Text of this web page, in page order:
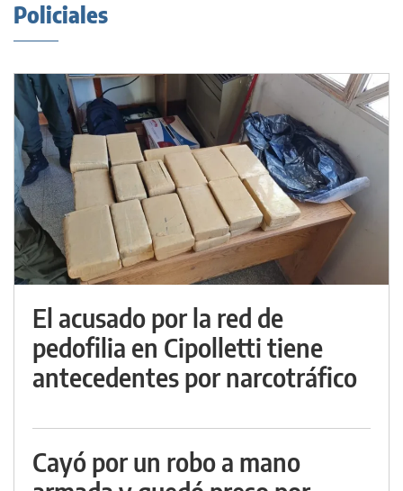
Policiales
El acusado por la red de
pedofilia en Cipolletti tiene
antecedentes por narcotráfico
Cayó por un robo a mano